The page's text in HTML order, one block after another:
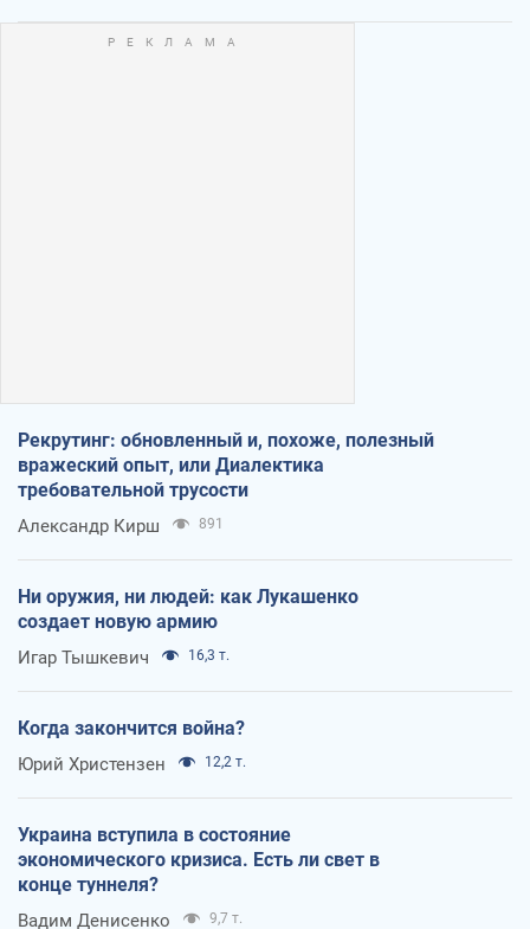
Рекрутинг: обновленный и, похоже, полезный
вражеский опыт, или Диалектика
требовательной трусости
Александр Кирш 891
Ни оружия, ни людей: как Лукашенко
создает новую армию
Игар Тышкевич 16,3 т.
Когда закончится война?
Юрий Христензен 12,2 т.
Украина вступила в состояние
экономического кризиса. Есть ли свет в
конце туннеля?
Вадим Денисенко 9,7 т.